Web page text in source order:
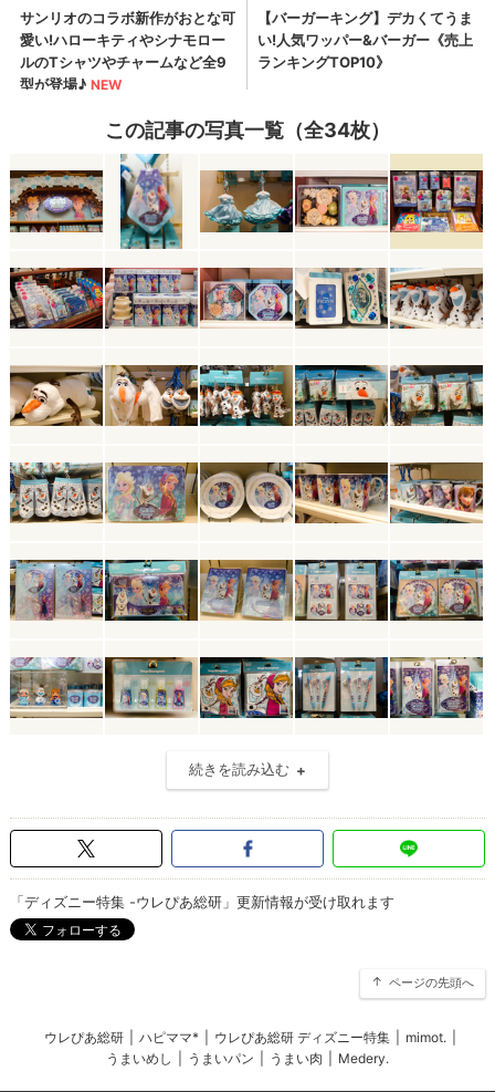
この記事の写真一覧（全34枚）
続きを読み込む
「ディズニー特集 -ウレぴあ総研」更新情報が受け取れます
ページの先頭へ
ウレぴあ総研 ハピママ* ウレぴあ総研 ディズニー特集 mimot.
うまいめし
うまいパン うまい肉 Medery.